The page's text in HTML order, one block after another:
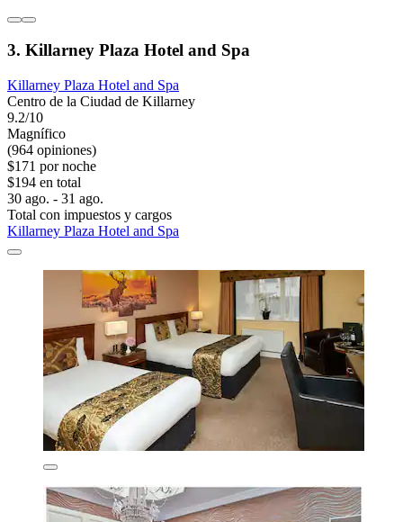
3. Killarney Plaza Hotel and Spa
Killarney Plaza Hotel and Spa
Centro de la Ciudad de Killarney
9.2/10
Magnífico
(964 opiniones)
$171 por noche
$194 en total
30 ago. - 31 ago.
Total con impuestos y cargos
Killarney Plaza Hotel and Spa